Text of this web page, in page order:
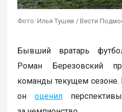
Фото: Илья Тушев / Вести
Бывший вратарь
Роман Березовский
команды текущем сезоне.
оноценил